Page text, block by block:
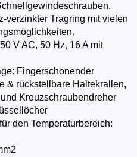
verzinkter Tragring mit vielen
V AC, 50 Hz, 16 A mit
Fingerschonender
& rückstellbare Haltekrallen,
Kreuzschraubendreher
den Temperaturbereich: